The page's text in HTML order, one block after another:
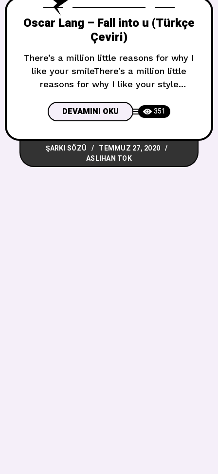
Oscar Lang – Fall into u (Türkçe
Çeviri)
There’s a million little reasons for why I
like your smileThere’s a million little
reasons for why I like your style
sevmemin Milyonlarca minik sebebi var
stilini sevmemin If I tried to write them
downI’d run out of ink Eğer yazmaya
çalışırsam Mürekkebim biter There’s a
million little reasons for
DEVAMINI OKU 351
ŞARKI SÖZÜ
TEMMUZ 27, 2020
ASLIHAN TOK